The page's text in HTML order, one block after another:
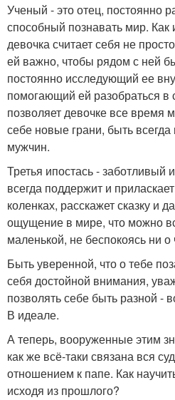
Ученый - это отец, постоянно
способный познавать мир.
девочка считает себя не
ей важно, чтобы рядом с ней
постоянно исследующий ее
помогающий ей разобраться в
позволяет девочке все время
себе новые грани, быть всегда
мужчин.
Третья ипостась - заботливый
всегда поддержит и
коленках, расскажет сказку и
ощущение в мире, что можно
маленькой, не беспокоясь ни о
Быть уверенной, что о тебе
себя достойной внимания,
позволять себе быть разной -
В идеале.
А теперь, вооруженные этим
как же всё-таки связана вся
отношением к папе. Как
исходя из прошлого?